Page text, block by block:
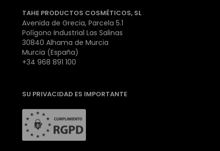
TAHE PRODUCTOS COSMÉTICOS, SL
Avenida de Grecia, Parcela 5.1
Polígono Industrial Las Salinas
30840 Alhama de Murcia
Murcia (España)
+34 968 891 100
SU PRIVACIDAD ES IMPORTANTE